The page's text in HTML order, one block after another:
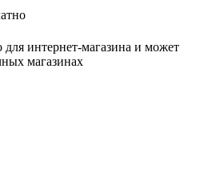
для интернет-магазина и может
магазинах